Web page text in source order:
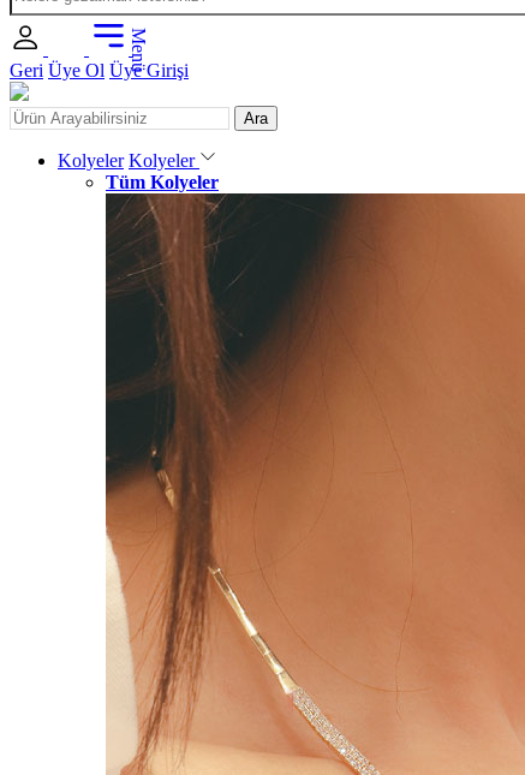
Menü
Geri Üye Ol Üye Girişi
Ara
Kolyeler Kolyeler
Tüm Kolyeler